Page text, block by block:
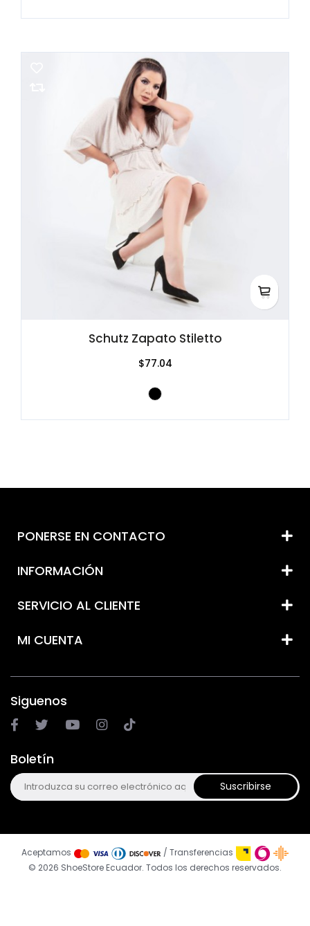
Schutz Zapato Stiletto
$77.04
PONERSE EN CONTACTO
INFORMACIÓN
SERVICIO AL CLIENTE
MI CUENTA
Siguenos
Boletín
Suscribirse
© 2026 ShoeStore Ecuador. Todos los derechos reservados.
Aceptamos / Transferencias